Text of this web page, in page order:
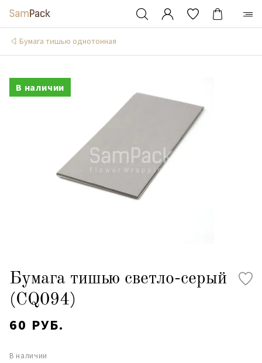
Бумага тишью однотонная
В наличии
Бумага тишью светло-серый
(CQ094)
60 РУБ.
В наличии